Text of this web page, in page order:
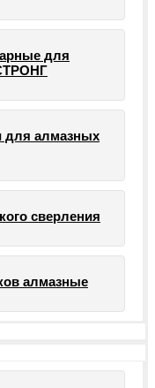
для
для алмазных
сверления
алмазные